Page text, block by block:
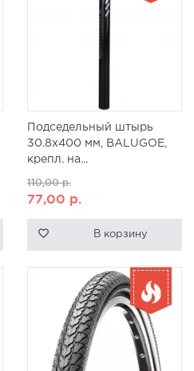
Подседельный штырь
30.8х400 мм, BALUGOE,
крепл. на...
110,00р.
77,00 р.
В корзину